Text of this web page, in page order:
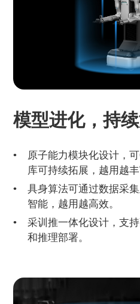
模型进化，持
原子能力模块化设计，
库可持续拓展，越用越丰
具身算法可通过数据采
智能，越用越高效。
采训推一体化设计，支
和推理部署。